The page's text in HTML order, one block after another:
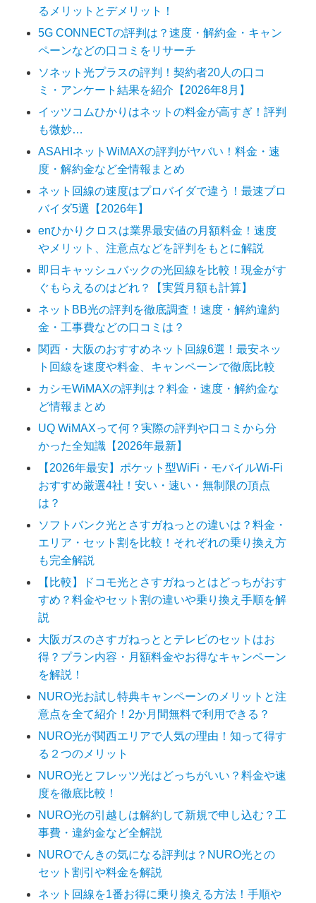
るメリットとデメリット！
5G CONNECTの評判は？速度・解約金・キャン
ペーンなどの口コミをリサーチ
ソネット光プラスの評判！契約者20人の口コ
ミ・アンケート結果を紹介【2026年8月】
イッツコムひかりはネットの料金が高すぎ！評判
も微妙…
ASAHIネットWiMAXの評判がヤバい！料金・速
度・解約金など全情報まとめ
ネット回線の速度はプロバイダで違う！最速プロ
バイダ5選【2026年】
enひかりクロスは業界最安値の月額料金！速度
やメリット、注意点などを評判をもとに解説
即日キャッシュバックの光回線を比較！現金がす
ぐもらえるのはどれ？【実質月額も計算】
ネットBB光の評判を徹底調査！速度・解約違約
金・工事費などの口コミは？
関西・大阪のおすすめネット回線6選！最安ネッ
ト回線を速度や料金、キャンペーンで徹底比較
カシモWiMAXの評判は？料金・速度・解約金な
ど情報まとめ
UQ WiMAXって何？実際の評判や口コミから分
かった全知識【2026年最新】
【2026年最安】ポケット型WiFi・モバイルWi-Fi
おすすめ厳選4社！安い・速い・無制限の頂点
は？
ソフトバンク光とさすガねっとの違いは？料金・
エリア・セット割を比較！それぞれの乗り換え方
も完全解説
【比較】ドコモ光とさすガねっとはどっちがおす
すめ？料金やセット割の違いや乗り換え手順を解
説
大阪ガスのさすガねっととテレビのセットはお
得？プラン内容・月額料金やお得なキャンペーン
を解説！
NURO光お試し特典キャンペーンのメリットと注
意点を全て紹介！2か月間無料で利用できる？
NURO光が関西エリアで人気の理由！知って得す
る２つのメリット
NURO光とフレッツ光はどっちがいい？料金や速
度を徹底比較！
NURO光の引越しは解約して新規で申し込む？工
事費・違約金など全解説
NUROでんきの気になる評判は？NURO光との
セット割引や料金を解説
ネット回線を1番お得に乗り換える方法！手順や